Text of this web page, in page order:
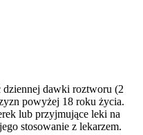
dawki roztworu (2
powyżej 18 roku życia.
lub przyjmujące leki na
stosowanie z lekarzem.